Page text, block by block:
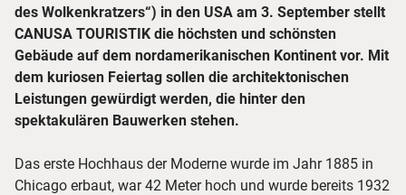
des Wolkenkratzers“) in den USA am 3. September stellt
CANUSA TOURISTIK die höchsten und schönsten
Gebäude auf dem nordamerikanischen Kontinent vor. Mit
dem kuriosen Feiertag sollen die architektonischen
Leistungen gewürdigt werden, die hinter den
spektakulären Bauwerken stehen.
Das erste Hochhaus der Moderne wurde im Jahr 1885 in
Chicago erbaut, war 42 Meter hoch und wurde bereits 1932